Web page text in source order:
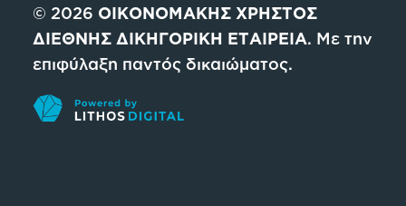
© 2026 ΟΙΚΟΝΟΜΑΚΗΣ ΧΡΗΣΤΟΣ
ΔΙΕΘΝΗΣ ΔΙΚΗΓΟΡΙΚΗ ΕΤΑΙΡΕΙΑ. Με την
επιφύλαξη παντός δικαιώματος.